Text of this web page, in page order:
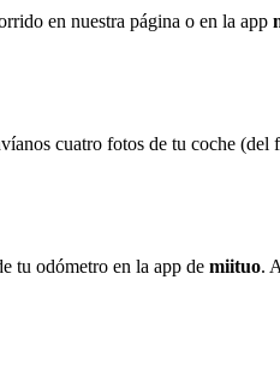
en nuestra página o en la app
cuatro fotos de tu coche
tu odómetro en la app de miituo.